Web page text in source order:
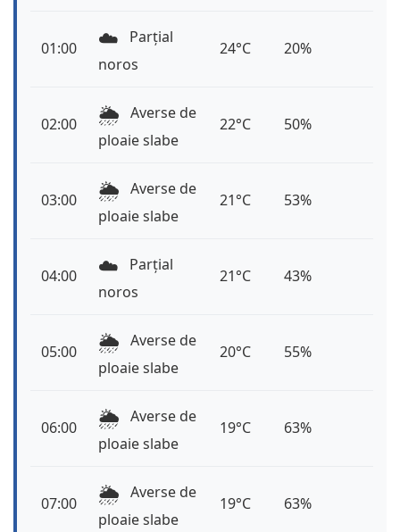
01:00 ☁️
Parțial
noros
24°C 20%
02:00 🌦️ Averse de
ploaie slabe
22°C 50%
03:00 🌦️ Averse de
ploaie slabe
21°C 53%
04:00 ☁️
Parțial
noros
21°C 43%
05:00 🌦️ Averse de
ploaie slabe
20°C 55%
06:00 🌦️ Averse de
ploaie slabe
19°C 63%
07:00 🌦️ Averse de
ploaie slabe
19°C 63%